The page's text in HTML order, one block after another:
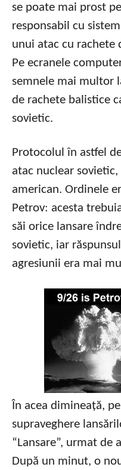
se poate mai prost
responsabil cu
unui atac cu rachete
Pe ecranele
semnele mai multor
de rachete balistice
sovietic.
Protocolul în astfel
atac nuclear
american. Ordinele
Petrov: acesta
săi orice lansare
sovietic, iar
agresiunii era mai
În acea dimineață,
supraveghere
“Lansare”, urmat de
După un minut, o